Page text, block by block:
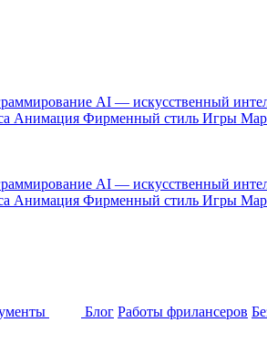
AI — искусственный
Анимация Фирменный стиль Игры
AI — искусственный
Анимация Фирменный стиль Игры
Блог Работы фрилансеров